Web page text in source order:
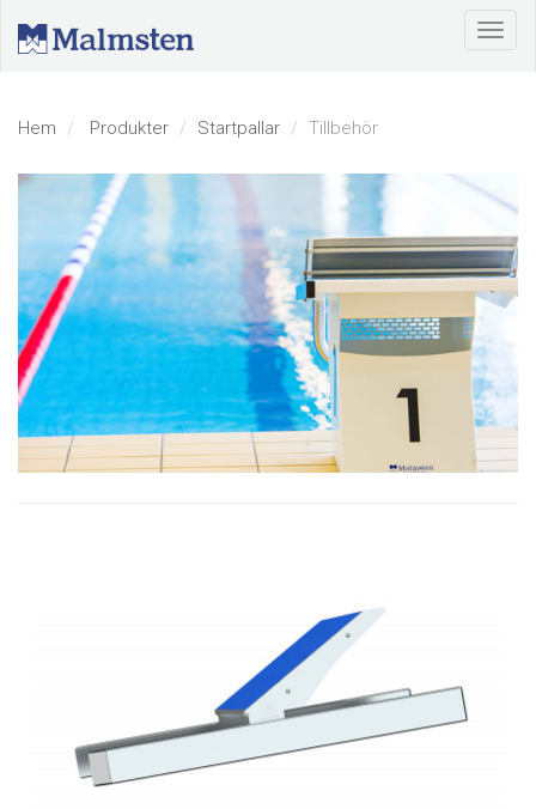
Hem Produkter Startpallar Tillbehör